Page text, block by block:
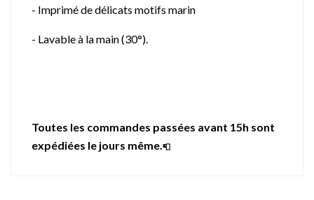
- Imprimé de délicats motifs marin
- Lavable à la main (30°).
Toutes les commandes passées avant 15h sont
expédiées le jours même. 📮